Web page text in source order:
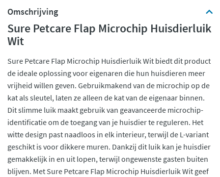
Omschrijving
Sure Petcare Flap Microchip Huisdierluik
Wit
Sure Petcare Flap Microchip Huisdierluik Wit biedt dit product
de ideale oplossing voor eigenaren die hun huisdieren meer
vrijheid willen geven. Gebruikmakend van de microchip op de
kat als sleutel, laten ze alleen de kat van de eigenaar binnen.
Dit slimme luik maakt gebruik van geavanceerde microchip-
identificatie om de toegang van je huisdier te reguleren. Het
witte design past naadloos in elk interieur, terwijl de L-variant
geschikt is voor dikkere muren. Dankzij dit luik kan je huisdier
gemakkelijk in en uit lopen, terwijl ongewenste gasten buiten
blijven. Met Sure Petcare Flap Microchip Huisdierluik Wit geef